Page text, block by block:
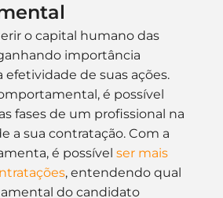
o capital humano das
importância
de suas ações.
é possível
fases de um profissional na
a sua contratação. Com a
é possível ser mais
, entendendo qual
do candidato